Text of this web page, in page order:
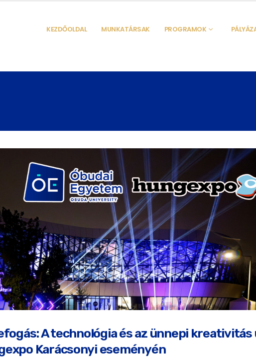
KEZDŐOLDAL MUNKATÁRSAK PROGRAMOK
A technológia és az ünnepi kreativitás
Karácsonyi eseményén